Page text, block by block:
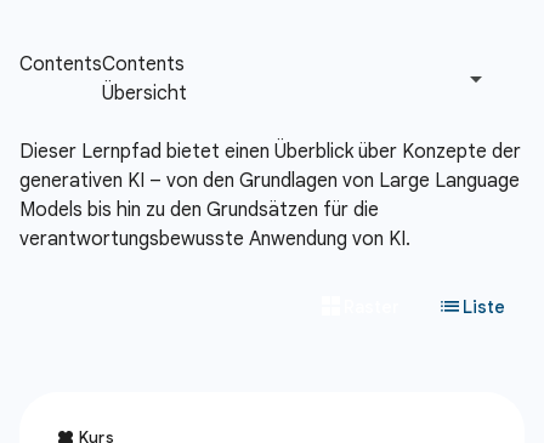
Dieser Lernpfad bietet einen Überblick über Konzepte der
generativen KI – von den Grundlagen von Large Language
Models bis hin zu den Grundsätzen für die
verantwortungsbewusste Anwendung von KI.